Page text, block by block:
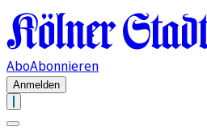
AboAbonnieren
Anmelden